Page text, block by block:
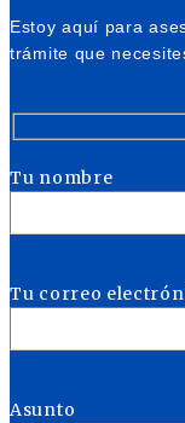
Estoy aquí para
trámite que
Tu nombre
Tu correo
Asunto